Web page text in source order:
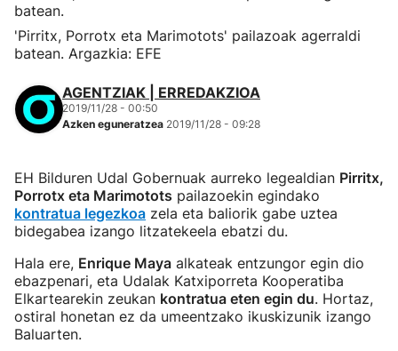
'Pirritx, Porrotx eta Marimotots' pailazoak agerraldi
batean. Argazkia: EFE
AGENTZIAK | ERREDAKZIOA
2019/11/28 - 00:50
Azken eguneratzea 2019/11/28 - 09:28
EH Bilduren Udal Gobernuak aurreko legealdian Pirritx,
Porrotx eta Marimotots pailazoekin egindako
kontratua legezkoa zela eta baliorik gabe uztea
bidegabea izango litzatekeela ebatzi du.
Hala ere, Enrique Maya alkateak entzungor egin dio
ebazpenari, eta Udalak Katxiporreta Kooperatiba
Elkartearekin zeukan kontratua eten egin du. Hortaz,
ostiral honetan ez da umeentzako ikuskizunik izango
Baluarten.